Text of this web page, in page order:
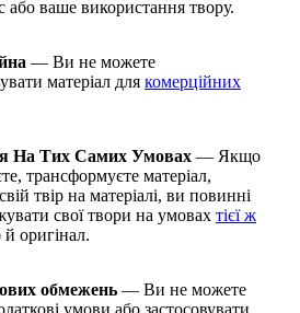
або ваше використання твору.
— Ви не можете
матеріал для комерційних
На Тих Самих Умовах — Якщо
трансформуєте матеріал,
твір на матеріалі, ви повинні
свої твори на умовах тієї ж
оригінал.
обмежень — Ви не можете